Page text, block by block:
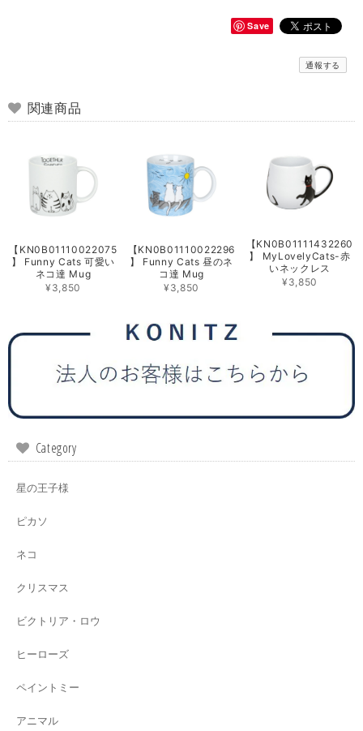
Save
通報する
関連商品
【KN0B01110022075
】 Funny Cats 可愛い
ネコ達 Mug
¥3,850
【KN0B01110022296
】 Funny Cats 昼のネ
コ達 Mug
¥3,850
【KN0B01111432260
】 MyLovelyCats-赤
いネックレス
¥3,850
Category
星の王子様
ピカソ
ネコ
クリスマス
ビクトリア・ロウ
ヒーローズ
ペイントミー
アニマル